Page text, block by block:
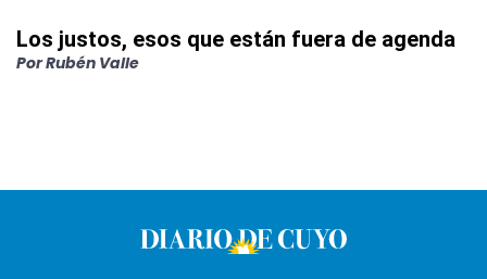
Los justos, esos que están fuera de agenda
PorRubén Valle